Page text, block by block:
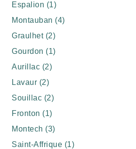
Espalion (1)
Montauban (4)
Graulhet (2)
Gourdon (1)
Aurillac (2)
Lavaur (2)
Souillac (2)
Fronton (1)
Montech (3)
Saint-Affrique (1)